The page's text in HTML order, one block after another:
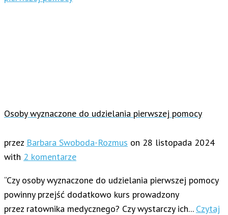
Osoby wyznaczone do udzielania pierwszej pomocy
przez Barbara Swoboda-Rozmus on 28 listopada 2024
with 2 komentarze
“Czy osoby wyznaczone do udzielania pierwszej pomocy
powinny przejść dodatkowo kurs prowadzony
przez ratownika medycznego? Czy wystarczy ich... Czytaj